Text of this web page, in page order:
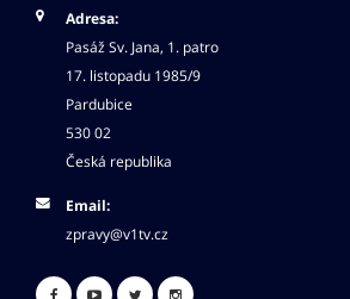
Adresa:
Pasáž Sv. Jana, 1. patro
17. listopadu 1985/9
Pardubice
530 02
Česká republika
Email:
zpravy@v1tv.cz